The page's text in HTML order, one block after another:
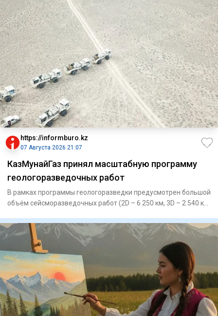
https://informburo.kz
07 Августа 2026 21:07
КазМунайГаз принял масштабную программу
геологоразведочных работ
В рамках программы геологоразведки предусмотрен большой
объём сейсморазведочных работ (2D – 6 250 км, 3D – 2 540 кв.